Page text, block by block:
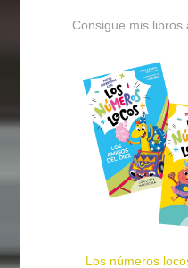
Consigue mis
Los números